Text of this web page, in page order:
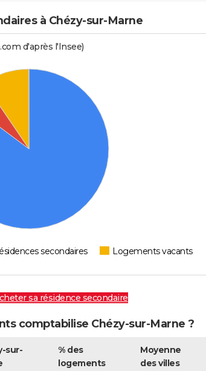
à Chézy-sur-Marne
d'après l'Insee)
secondaires Logements vacants
sa résidence secondaire
comptabilise Chézy-sur-Marne ?
sur-
% des
logements
Moyenne
des villes